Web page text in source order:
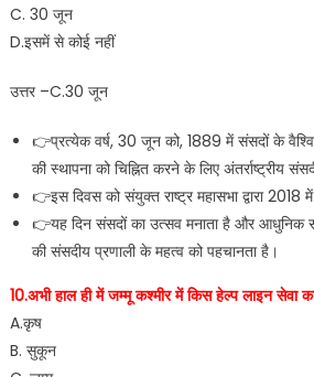
C. 30 जून
D.इसमें से कोई नहीं
उत्तर –C.30 जून
👉प्रत्येक वर्ष, 30 जून को, 1889 में संसदों के
की स्थापना को चिह्नित करने के लिए अंतर्राष्ट्रीय
👉इस दिवस को संयुक्त राष्ट्र महासभा द्वारा 2018
👉यह दिन संसदों का उत्सव मनाता है और आधुनिक
की संसदीय प्रणाली के महत्व को पहचानता है।
10.अभी हाल ही में जम्मू कश्मीर में किस हेल्प लाइन सेवा
A.कृष
B. सुकून